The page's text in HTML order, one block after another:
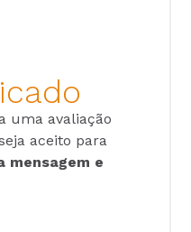
uma avaliação
aceito para
mensagem e